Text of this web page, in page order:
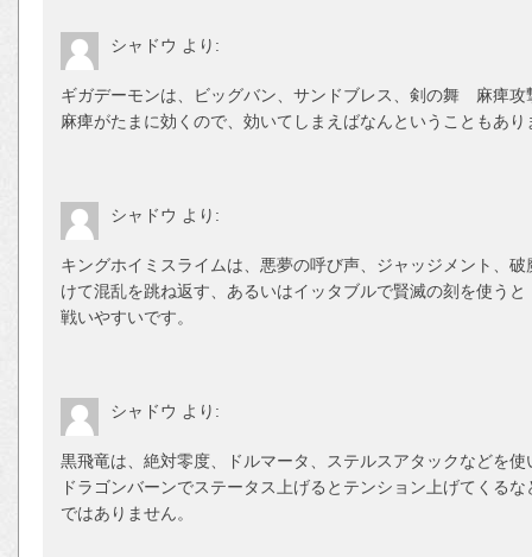
シャドウ より:
ギガデーモンは、ビッグバン、サンドブレス、剣の舞 麻痺攻
麻痺がたまに効くので、効いてしまえばなんということもあり
シャドウ より:
キングホイミスライムは、悪夢の呼び声、ジャッジメント、
けて混乱を跳ね返す、あるいはイッタブルで賢滅の刻を使うと
戦いやすいです。
シャドウ より:
黒飛竜は、絶対零度、ドルマータ、ステルスアタックなどを使
ドラゴンバーンでステータス上げるとテンション上げてくる
ではありません。